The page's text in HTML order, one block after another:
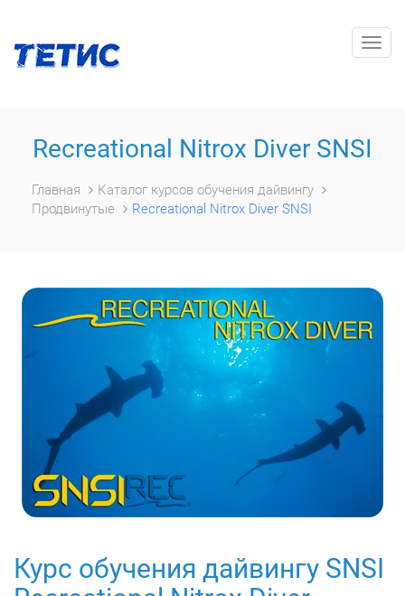
Recreational Nitrox Diver SNSI
Главная
Каталог курсов обучения дайвингу
Продвинутые
Recreational Nitrox Diver SNSI
Курс обучения дайвингу SNSI